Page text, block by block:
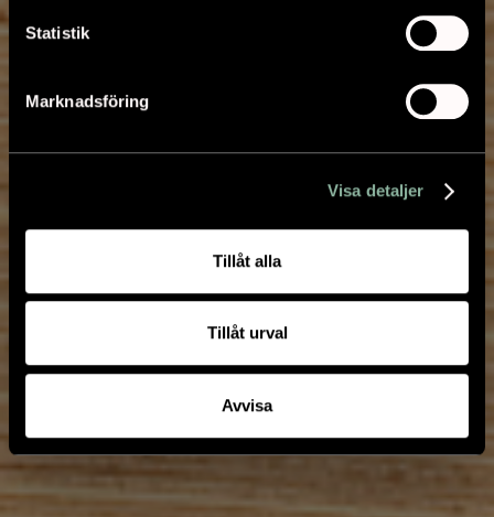
Statistik
Marknadsföring
Visa detaljer
Tillåt alla
Tillåt urval
Avvisa